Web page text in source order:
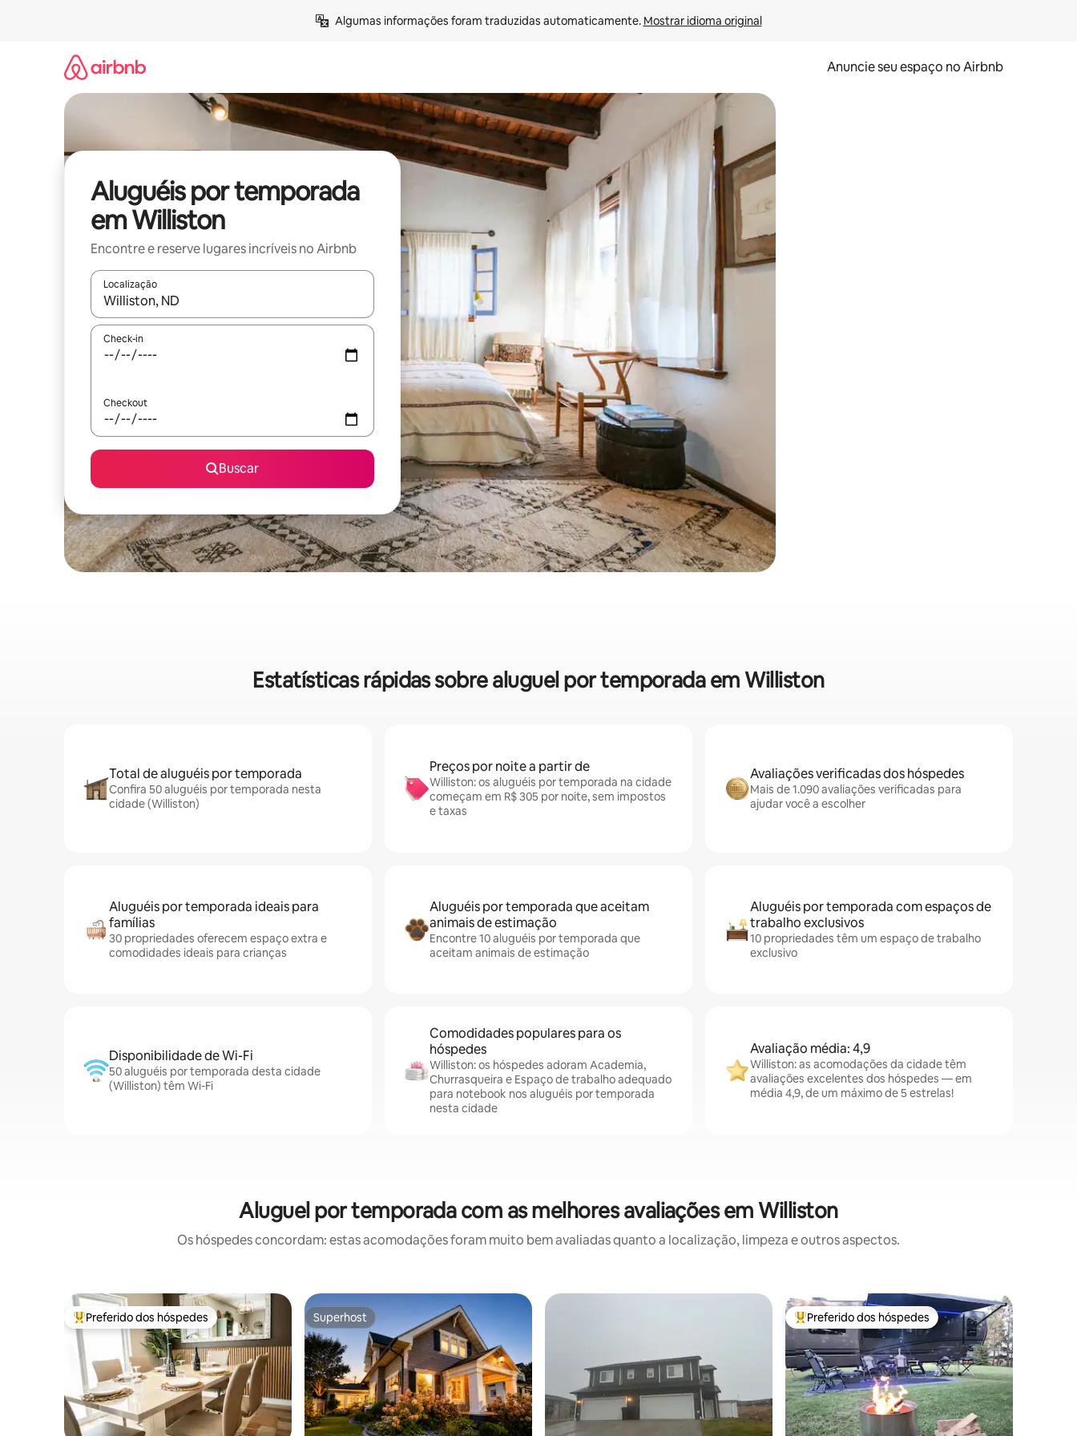
Algumas informações foram traduzidas automaticamente. Mostrar idioma original
Anuncie seu espaço no Airbnb
Aluguéis por temporada
em Williston
Encontre e reserve lugares incríveis no Airbnb
Localização
Quando os resultados estiverem disponíveis, explore-os usando as seta para cima e para baixo do teclado ou tocando e deslizando o dedo na tela.
Check-in
Checkout
Buscar
Estatísticas rápidas sobre aluguel por temporada em Williston
Total de aluguéis por temporada
Confira 50 aluguéis por temporada nesta
cidade (Williston)
Preços por noite a partir de
Williston: os aluguéis por temporada na cidade
começam em R$ 305 por noite, sem impostos
e taxas
Avaliações verificadas dos hóspedes
Mais de 1.090 avaliações verificadas para
ajudar você a escolher
Aluguéis por temporada ideais para
famílias
30 propriedades oferecem espaço extra e
comodidades ideais para crianças
Aluguéis por temporada que aceitam
animais de estimação
Encontre 10 aluguéis por temporada que
aceitam animais de estimação
Aluguéis por temporada com espaços de
trabalho exclusivos
10 propriedades têm um espaço de trabalho
exclusivo
Disponibilidade de Wi-Fi
50 aluguéis por temporada desta cidade
(Williston) têm Wi-Fi
Comodidades populares para os
hóspedes
Williston: os hóspedes adoram Academia,
Churrasqueira e Espaço de trabalho adequado
para notebook nos aluguéis por temporada
nesta cidade
Avaliação média: 4,9
Williston: as acomodações da cidade têm
avaliações excelentes dos hóspedes — em
média 4,9, de um máximo de 5 estrelas!
Aluguel por temporada com as melhores avaliações em Williston
Os hóspedes concordam: estas acomodações foram muito bem avaliadas quanto a localização, limpeza e outros aspectos.
Entre os melhores preferidos dos hóspedes
Preferido dos hóspedes Superhost
Superhost Entre os melhores preferidos dos hóspedes
Preferido dos hóspedes